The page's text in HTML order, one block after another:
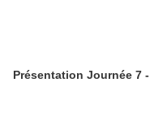
Présentation Journée 7